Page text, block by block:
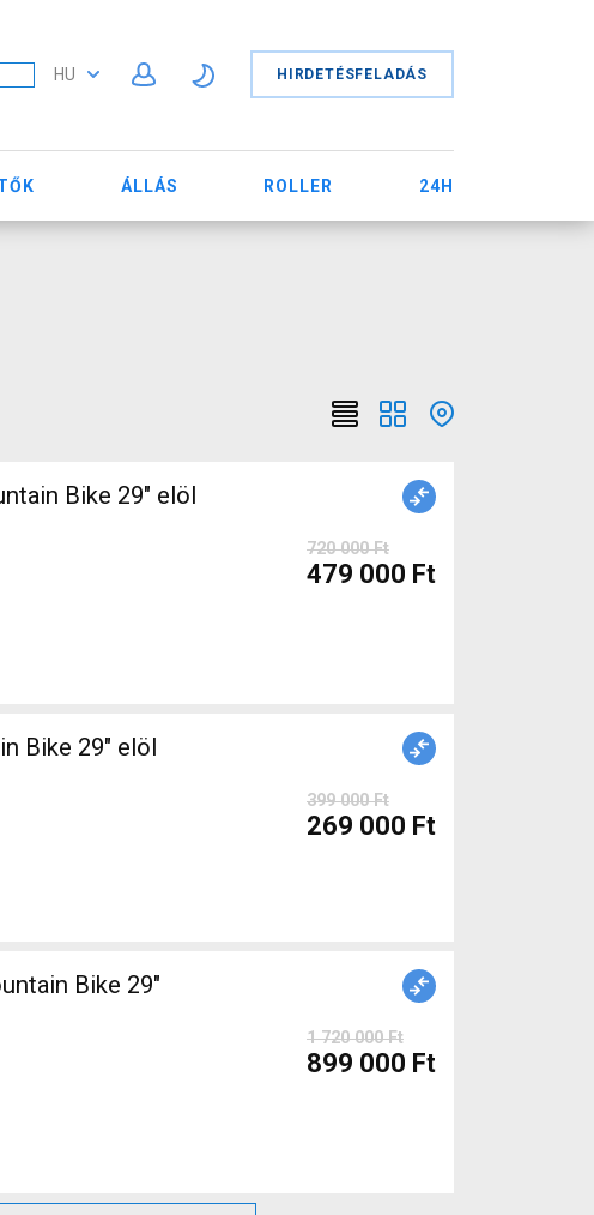
HU HIRDETÉSFELADÁS
ÁLLÁS ROLLER 24H
Bike 29" elöl
720 000 Ft
479 000 Ft
399 000 Ft
269 000 Ft
Bike 29"
1 720 000 Ft
899 000 Ft